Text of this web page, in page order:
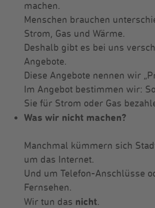
machen.
Menschen brauchen
Strom, Gas und Wärme.
Deshalb gibt es bei uns
Angebote.
Diese Angebote nennen wir
Im Angebot bestimmen wir:
Sie für Strom oder Gas
Was wir nicht machen?
Manchmal kümmern sich
um das Internet.
Und um Telefon-Anschlüsse
Fernsehen.
Wir tun das nicht.